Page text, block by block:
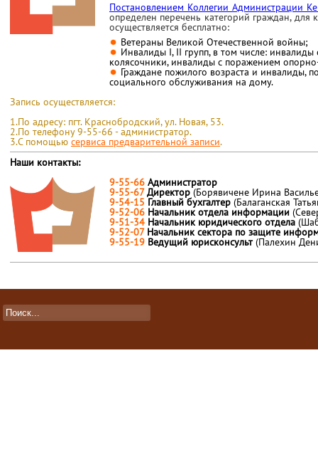
Постановлением Коллегии Администрации
определен перечень категорий граждан,
осуществляется бесплатно:
Ветераны Великой Отечественной войны;
Инвалиды I, II групп, в том числе:
колясочники, инвалиды с поражением
Граждане пожилого возраста и инвалиды,
социального обслуживания на дому.
Запись осуществляется:
1.По адресу: пгт. Краснобродский, ул. Новая, 53.
2.По телефону 9-55-66 - администратор.
3.С помощью сервиса предварительной записи.
Наши контакты:
9-55-66 Администратор
9-55-67Директор(Борявичене Ирина
9-54-15 Главный бухгалтер (Балаганская
9-52-06 Начальник отдела информации
9-51-34 Начальник юридического отдела
9-52-07 Начальник сектора по защите
9-55-19 Ведущий юрисконсульт (Палехин